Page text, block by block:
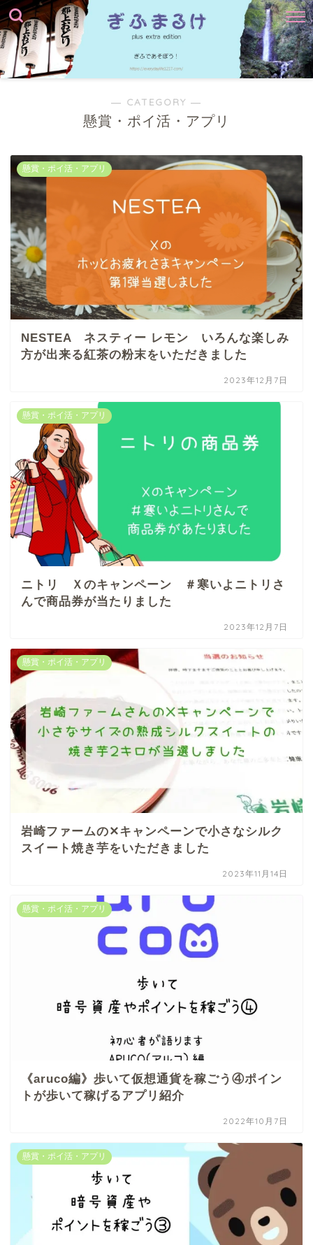
― CATEGORY ―
懸賞・ポイ活・アプリ
懸賞・ポイ活・アプリ
NESTEA ネスティー レモン いろんな楽しみ
方が出来る紅茶の粉末をいただきました
2023年12月7日
懸賞・ポイ活・アプリ
ニトリ Ｘのキャンペーン ＃寒いよニトリさ
んで商品券が当たりました
2023年12月7日
懸賞・ポイ活・アプリ
岩崎ファームの✕キャンペーンで小さなシルク
スイート焼き芋をいただきました
2023年11月14日
懸賞・ポイ活・アプリ
《aruco編》歩いて仮想通貨を稼ごう④ポイン
トが歩いて稼げるアプリ紹介
2022年10月7日
懸賞・ポイ活・アプリ